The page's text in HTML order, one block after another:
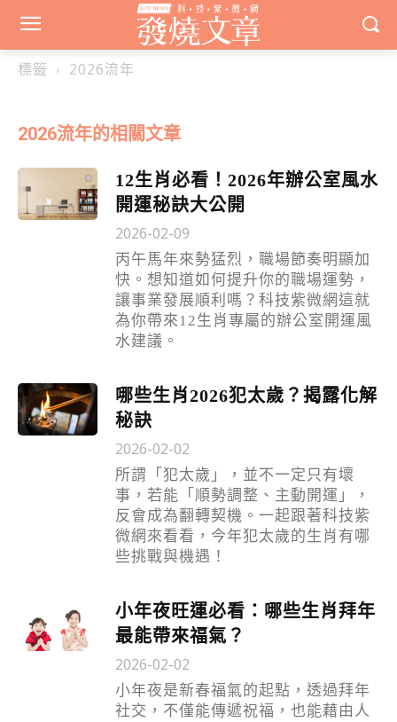
標籤 2026流年
2026流年的相關文章
12生肖必看！2026年辦公室風水
開運秘訣大公開
2026-02-09
丙午馬年來勢猛烈，職場節奏明顯加
快。想知道如何提升你的職場運勢，
讓事業發展順利嗎？科技紫微網這就
為你帶來12生肖專屬的辦公室開運風
水建議。
哪些生肖2026犯太歲？揭露化解
秘訣
2026-02-02
所謂「犯太歲」，並不一定只有壞
事，若能「順勢調整、主動開運」，
反會成為翻轉契機。一起跟著科技紫
微網來看看，今年犯太歲的生肖有哪
些挑戰與機遇！
小年夜旺運必看：哪些生肖拜年
最能帶來福氣？
2026-02-02
小年夜是新春福氣的起點，透過拜年
社交，不僅能傳遞祝福，也能藉由人